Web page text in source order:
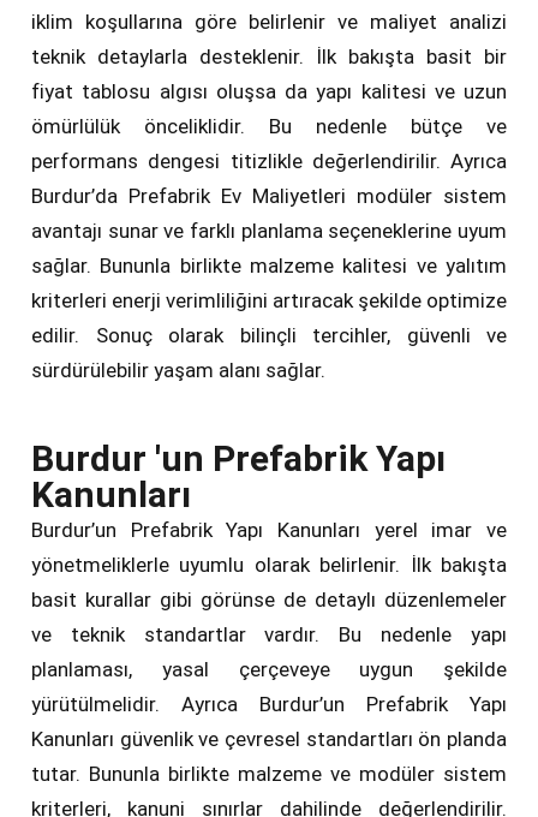
iklim koşullarına göre belirlenir ve maliyet analizi
teknik detaylarla desteklenir. İlk bakışta basit bir
fiyat tablosu algısı oluşsa da yapı kalitesi ve uzun
ömürlülük önceliklidir. Bu nedenle bütçe ve
performans dengesi titizlikle değerlendirilir. Ayrıca
Burdur’da Prefabrik Ev Maliyetleri modüler sistem
avantajı sunar ve farklı planlama seçeneklerine uyum
sağlar. Bununla birlikte malzeme kalitesi ve yalıtım
kriterleri enerji verimliliğini artıracak şekilde optimize
edilir. Sonuç olarak bilinçli tercihler, güvenli ve
sürdürülebilir yaşam alanı sağlar.
Burdur 'un Prefabrik Yapı
Kanunları
Burdur’un Prefabrik Yapı Kanunları yerel imar ve
yönetmeliklerle uyumlu olarak belirlenir. İlk bakışta
basit kurallar gibi görünse de detaylı düzenlemeler
ve teknik standartlar vardır. Bu nedenle yapı
planlaması, yasal çerçeveye uygun şekilde
yürütülmelidir. Ayrıca Burdur’un Prefabrik Yapı
Kanunları güvenlik ve çevresel standartları ön planda
tutar. Bununla birlikte malzeme ve modüler sistem
kriterleri, kanuni sınırlar dahilinde değerlendirilir.